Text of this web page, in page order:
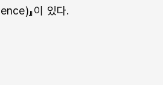
』이 있다.